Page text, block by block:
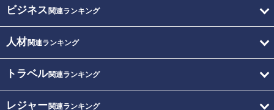
ビジネス 関連ランキング
人材関連ランキング
トラベル関連ランキング
レジャー関連ランキング